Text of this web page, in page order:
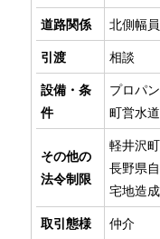
道路関係 北側幅
引渡 相談
設備・条
件
プロパ
町営水道
その他の
法令制限
軽井沢
長野県
宅地造
取引態様 仲介